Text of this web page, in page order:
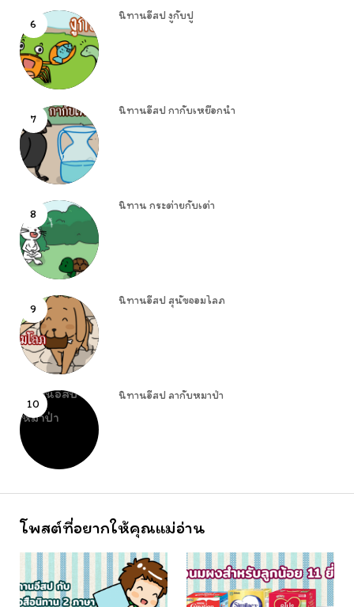
6
นิทานอีสป งูกับปู
7
นิทานอีสป กากับเหยือกน้ำ
8
นิทาน กระต่ายกับเต่า
9
นิทานอีสป สุนัขจอมโลภ
10
นิทานอีสป ลากับหมาป่า
โพสต์ที่อยากให้คุณแม่อ่าน